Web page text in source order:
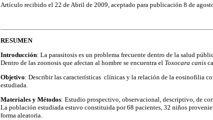
Artículo recibido el 22 de Abril de 2009, aceptado para publicación 8 de
RESUMEN
Introducción: La parasitosis es un problema frecuente dentro de la salud
Dentro de las zoonosis que afectan al hombre se encuentra el Toxocara canis
Objetivo: Describir las características clínicas y la relación de la eosinofilia
estudiada.
Materiales y Métodos: Estudio prospectivo, observacional, descriptivo, de
La población estudiada estuvo constituida por 68 pacientes, 32 niños
forma aleatoria.